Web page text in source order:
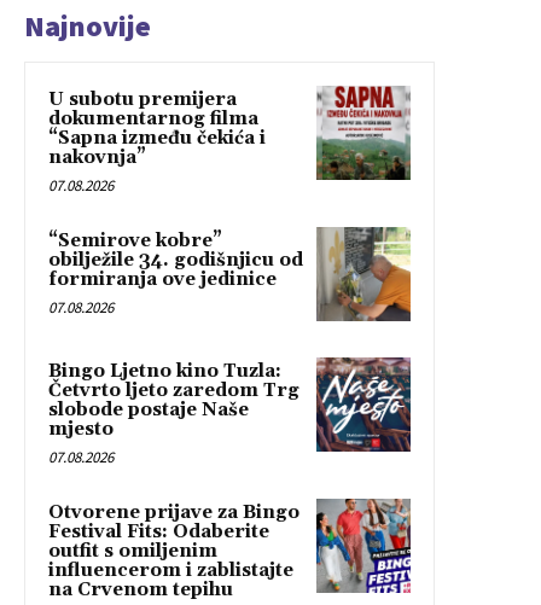
Najnovije
U subotu premijera
dokumentarnog filma
“Sapna između čekića i
nakovnja”
07.08.2026
“Semirove kobre”
obilježile 34. godišnjicu od
formiranja ove jedinice
07.08.2026
Bingo Ljetno kino Tuzla:
Četvrto ljeto zaredom Trg
slobode postaje Naše
mjesto
07.08.2026
Otvorene prijave za Bingo
Festival Fits: Odaberite
outfit s omiljenim
influencerom i zablistajte
na Crvenom tepihu